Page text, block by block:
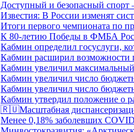
Доступный и безопасный
Известия: В России изменят
Итоги первого чемпионата по
К 80-летию Победы в ФМБА
Кабмин определил госуслуги,
Кабмин расширил
Кабмин увеличил
Кабмин увеличил число
Кабмин увеличил число
Кабмин утвердил положение о
🇷🇺Масштабная
Менее 0,18% заболевших